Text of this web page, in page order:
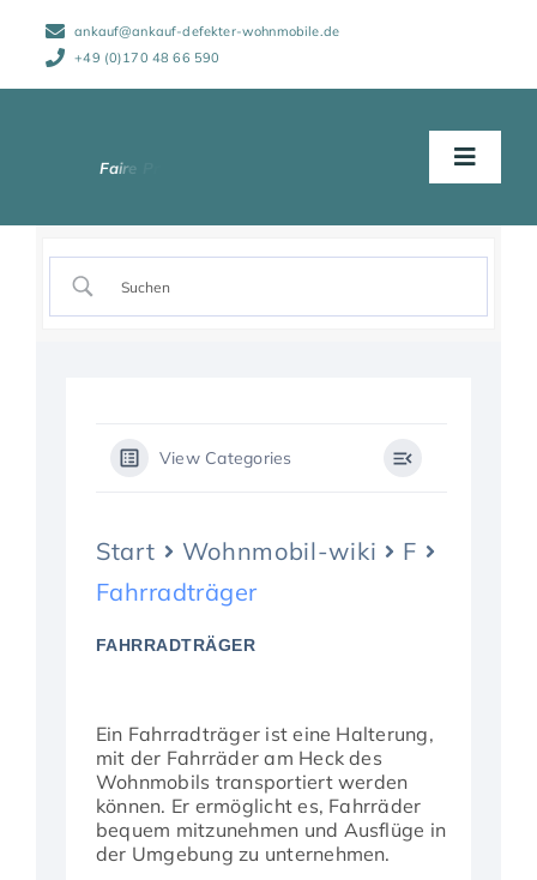
Inhalt
springen
ankauf@ankauf-defekter-wohnmobile.de
+49 (0)170 48 66 590
Toggle
Aktuelles
View Categories
Start Wohnmobil-wiki
F
Fahrradträger
FAHRRADTRÄGER
Ein Fahrradträger ist eine Halterung,
mit der Fahrräder am Heck des
Wohnmobils transportiert werden
können. Er ermöglicht es, Fahrräder
bequem mitzunehmen und Ausflüge in
der Umgebung zu unternehmen.